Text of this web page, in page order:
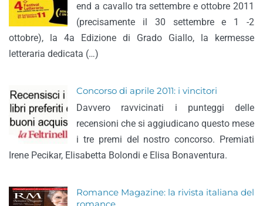
end a cavallo tra settembre e ottobre 2011
(precisamente il 30 settembre e 1 -2
ottobre), la 4a Edizione di Grado Giallo, la kermesse
letteraria dedicata (…)
Concorso di aprile 2011: i vincitori
Davvero ravvicinati i punteggi delle
recensioni che si aggiudicano questo mese
i tre premi del nostro concorso. Premiati
Irene Pecikar, Elisabetta Bolondi e Elisa Bonaventura.
Romance Magazine: la rivista italiana del